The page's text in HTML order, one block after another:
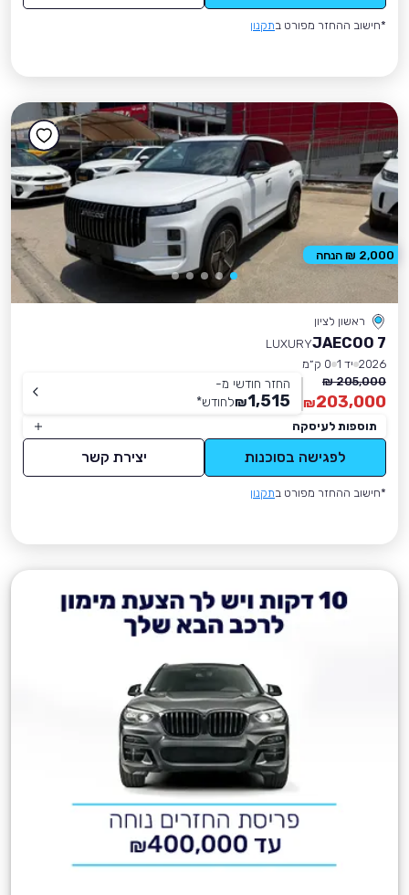
*חישוב ההחזר מפורט בתקנון
ראשון לציון
JAECOO 7
LUXURY
2026 יד 1
0 ק״מ
205,000 ₪
203,000
₪
החזר חודשי מ-
1,515
₪לחודש*
תוספות לעיסקה
לפגישה בסוכנות יצירת קשר
*חישוב ההחזר מפורט בתקנון
2,000 ₪ הנחה